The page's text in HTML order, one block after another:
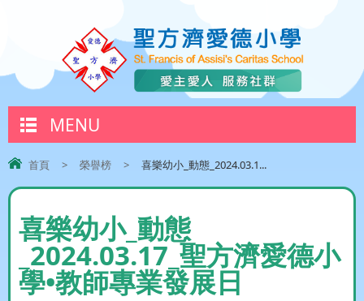
MENU
首頁 > 榮譽榜 > 喜樂幼小_動態_2024.03.1...
喜樂幼小_動態
_2024.03.17_聖方濟愛德小
學•教師專業發展日